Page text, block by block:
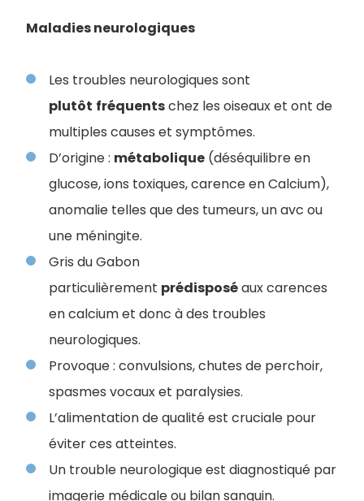
Maladies neurologiques
Les troubles neurologiques sont
plutôt fréquentschez les oiseaux et ont de
multiples causes et symptômes.
D’origine : métabolique (déséquilibre en
glucose, ions toxiques, carence en Calcium),
anomalie telles que des tumeurs, un avc ou
une méningite.
Gris du Gabon
particulièrement prédisposéaux carences
en calcium et donc à des troubles
neurologiques.
Provoque : convulsions, chutes de perchoir,
spasmes vocaux et paralysies.
L’alimentation de qualité est cruciale pour
éviter ces atteintes.
Un trouble neurologique est diagnostiqué par
imagerie médicale ou bilan sanguin.